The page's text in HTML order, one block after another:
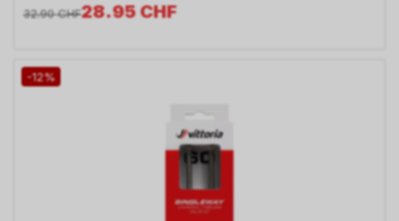
28.95CHF
32.90 CHF
-12%